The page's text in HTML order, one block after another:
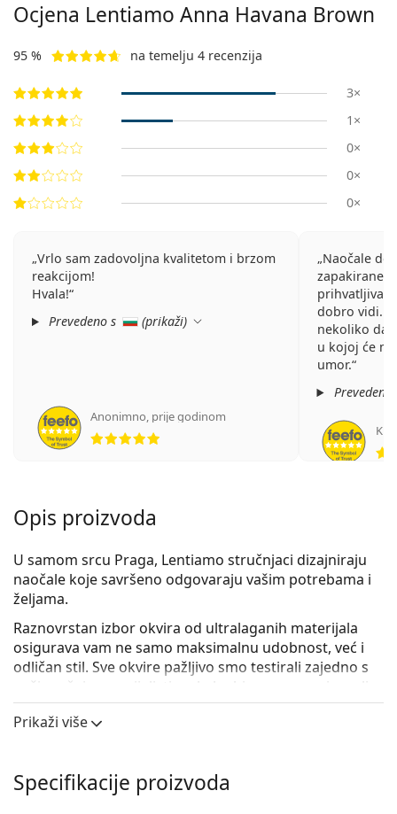
Ocjena Lentiamo Anna Havana Brown
95 % na temelju 4 recenzija
3×
1×
0×
0×
0×
Vrlo sam zadovoljna kvalitetom i brzom
reakcijom!
Hvala!
Prevedeno s
(prikaži)
Anonimno, prije godinom
ocjena 5 od 5
Naočale
zapakirane.
prihvatljiva
dobro vidi.
nekoliko
u kojoj će
umor.
Opis proizvoda
U samom srcu Praga, Lentiamo stručnjaci dizajniraju
naočale koje savršeno odgovaraju vašim potrebama i
željama.
Raznovrstan izbor okvira od ultralaganih materijala
osigurava vam ne samo maksimalnu udobnost, već i
odličan stil. Sve okvire pažljivo smo testirali zajedno s
našim očnim specijalistima kako bismo vam osigurali
najvišu kvalitetu i dizajn, i to po razumnoj cijeni.
udobnost, stil i dugotrajnost.
Prikaži više
Specifikacije proizvoda